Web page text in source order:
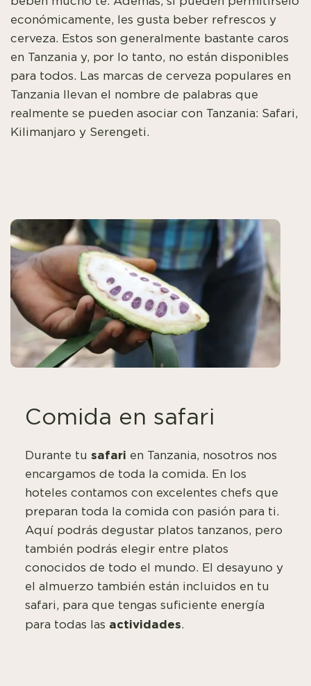
económicamente, les gusta beber refrescos y
cerveza. Estos son generalmente bastante caros
en Tanzania y, por lo tanto, no están disponibles
para todos. Las marcas de cerveza populares en
Tanzania llevan el nombre de palabras que
realmente se pueden asociar con Tanzania: Safari,
Kilimanjaro y Serengeti.
Comida en safari
Durante tu safari en Tanzania, nosotros nos
encargamos de toda la comida. En los
hoteles contamos con excelentes chefs que
preparan toda la comida con pasión para ti.
Aquí podrás degustar platos tanzanos, pero
también podrás elegir entre platos
conocidos de todo el mundo. El desayuno y
el almuerzo también están incluidos en tu
safari, para que tengas suficiente energía
para todas las actividades.